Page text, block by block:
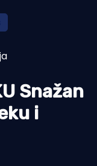
Snažan
i